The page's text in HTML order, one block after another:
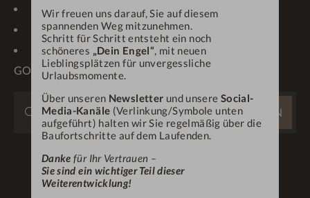
Wir freuen uns darauf, Sie auf diesem
spannenden Weg mitzunehmen.
Schritt für Schritt entsteht ein noch
schöneres „Dein Engel“, mit neuen
Lieblingsplätzen für unvergessliche
Urlaubsmomente.
Über unseren Newsletter und unsere Social-
Media-Kanäle (Verlinkung/Symbole unten
aufgeführt) halten wir Sie regelmäßig über die
Baufortschritte auf dem Laufenden.
Dankefür Ihr Vertrauen –
Sie sind ein wichtiger Teil dieser
Weiterentwicklung!
KARRIERE
PROSPEKTE
ONLINE-CHECK-IN
ANFRAGEN
OBERSTAUFEN PLUS-
GOLF
WEBSITE
DURCHSUCHEN
SUCHEN